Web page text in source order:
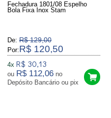
Fechadura 1801/08 Espelho
Bola Fixa Inox Stam
De: R$ 129,00
Por:R$ 120,50
4x R$ 30,13
ou R$ 112,06 no
Depósito Bancário ou pix